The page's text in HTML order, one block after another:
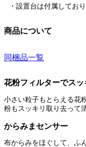
・設置台は付属しており
商品について
同梱品一覧
花粉フィルターでスッ
小さい粒子もとらえる花
粉もスッキリ取り去って
からみまセンサー
布からみをほぐして、ふ